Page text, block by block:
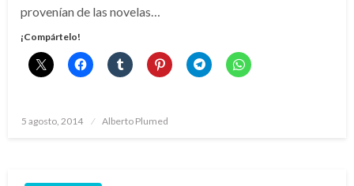
provenían de las novelas…
¡Compártelo!
Publicado
5 agosto, 2014 Alberto Plumed